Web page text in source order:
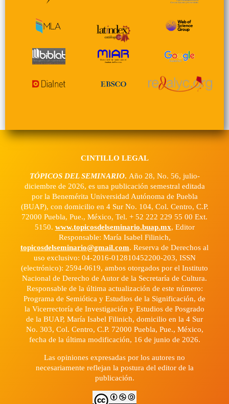
CINTILLO LEGAL
TÓPICOS DEL SEMINARIO. Año 28, No. 56, julio-
diciembre de 2026, es una publicación semestral editada
por la Benemérita Universidad Autónoma de Puebla
(BUAP), con domicilio en 4 Sur No. 104, Col. Centro, C.P.
72000 Puebla, Pue., México, Tel. + 52 222 229 55 00 Ext.
5150. www.topicosdelseminario.buap.mx, Editor
Responsable: María Isabel Filinich,
topicosdelseminario@gmail.com. Reserva de Derechos al
uso exclusivo: 04-2016-012810452200-203, ISSN
(electrónico): 2594-0619, ambos otorgados por el Instituto
Nacional de Derecho de Autor de la Secretaría de Cultura.
Responsable de la última actualización de este número:
Programa de Semiótica y Estudios de la Significación, de
la Vicerrectoría de Investigación y Estudios de Posgrado
de la BUAP, María Isabel Filinich, domicilio en la 4 Sur
No. 303, Col. Centro, C.P. 72000 Puebla, Pue., México,
fecha de la última modificación, 16 de junio de 2026.
Las opiniones expresadas por los autores no
necesariamente reflejan la postura del editor de la
publicación.